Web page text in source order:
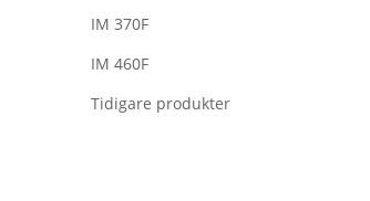
IM 370F
IM 460F
Tidigare produkter